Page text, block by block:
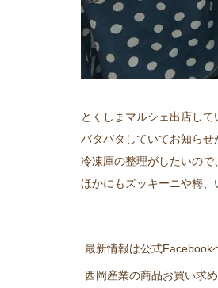
とくしまマルシェ出店して
バタバタしていてお知ら
冷凍庫の整理がしたいので
ほかにもズッキーニや梅
最新情報は公式Facebook
西岡産業の商品お買い求